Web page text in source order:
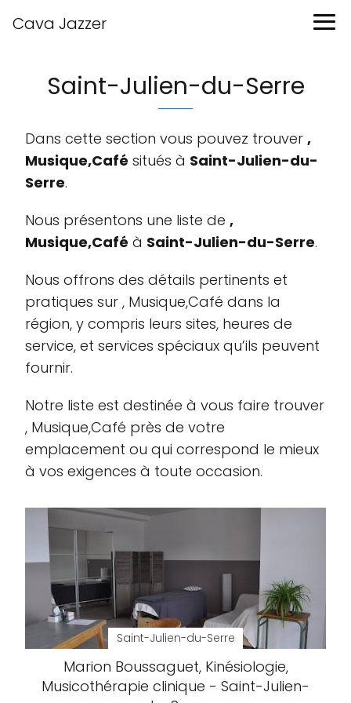
Cava Jazzer
Saint-Julien-du-Serre
Dans cette section vous pouvez trouver ,
Musique,Café situés à Saint-Julien-du-
Serre.
Nous présentons une liste de ,
Musique,Café à Saint-Julien-du-Serre.
Nous offrons des détails pertinents et
pratiques sur , Musique,Café dans la
région, y compris leurs sites, heures de
service, et services spéciaux qu’ils peuvent
fournir.
Notre liste est destinée à vous faire trouver
, Musique,Café près de votre
emplacement ou qui correspond le mieux
à vos exigences à toute occasion.
Saint-Julien-du-Serre
Marion Boussaguet, Kinésiologie,
Musicothérapie clinique - Saint-Julien-